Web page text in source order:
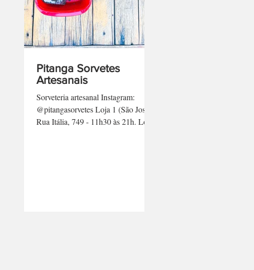
Pitanga Sorvetes
Artesanais
Sorveteria artesanal Instagram:
@pitangasorvetes Loja 1 (São José):
Rua Itália, 749 - 11h30 às 21h. Loja